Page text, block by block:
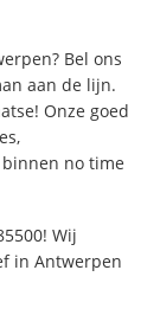
Bel ons
aan de lijn.
Onze goed
no time
Wij
in Antwerpen